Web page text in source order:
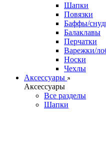
Шапки
Повязки
Баффы/
Балаклавы
Перчатки
Варежки/
Носки
Чехлы
Аксессуары
Аксессуары
Все разделы
Шапки